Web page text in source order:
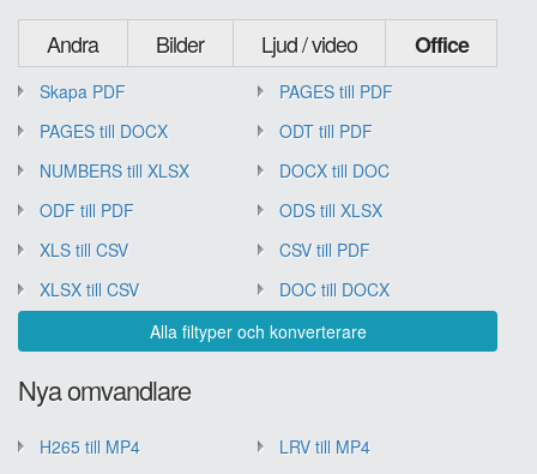
Andra Bilder Ljud / video Office
Skapa PDF
PAGES till PDF
PAGES till DOCX
ODT till PDF
NUMBERS till XLSX
DOCX till DOC
ODF till PDF
ODS till XLSX
XLS till CSV
CSV till PDF
XLSX till CSV
DOC till DOCX
Alla filtyper och konverterare
Nya omvandlare
H265 till MP4
LRV till MP4